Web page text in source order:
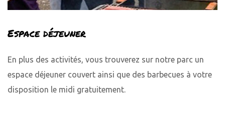
Espace déjeuner
En plus des activités, vous trouverez sur notre parc un
espace déjeuner couvert ainsi que des barbecues à votre
disposition le midi gratuitement.